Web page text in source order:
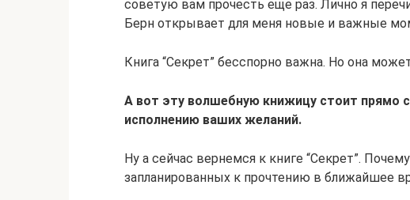
советую вам прочесть еще раз. Лично я
Берн открывает для меня новые и важные
Книга “Секрет” бесспорно важна. Но она
А вот эту волшебную книжицу стоит прямо
исполнению ваших желаний.
Ну а сейчас вернемся к книге “Секрет”.
запланированных к прочтению в ближайшее